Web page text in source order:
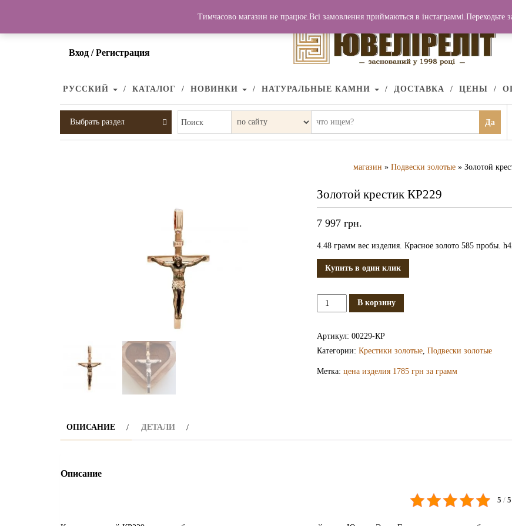
Вход / Регистрация
РУССКИЙ КАТАЛОГ НОВИНКИ НАТУРАЛЬНЫЕ КАМНИ ДОСТАВКА ЦЕНЫ
Выбрать раздел Поиск Да
магазин » Подвески золотые » Золотой
Золотой крестик КР229
7 997 грн.
4.48 грамм вес изделия. Красное золото 585 пробы.
Купить в один клик
Количество
Золотой
В корзину
Артикул: 00229-КР
Категории: Крестики золотые, Подвески золотые
Метка: цена изделия 1785 грн за грамм
ОПИСАНИЕ ДЕТАЛИ
Описание
5 / 5
Тимчасово магазин не працює.Всі замовлення приймаються в інстаграммі.Переходьте